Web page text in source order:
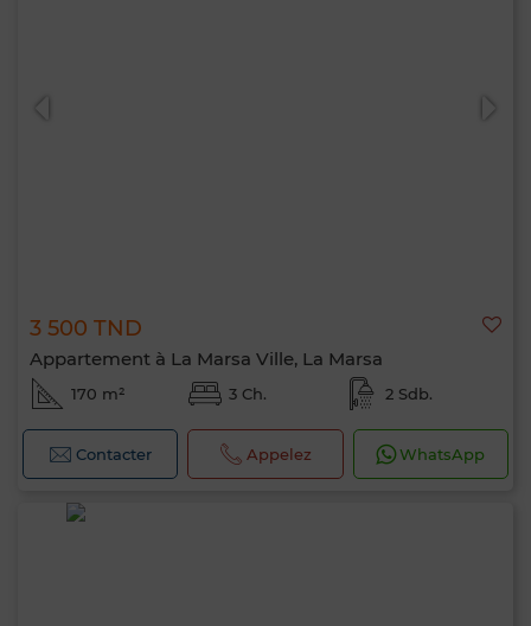
3 500 TND
Appartement à La Marsa Ville, La Marsa
170 m² 3 Ch. 2 Sdb.
Contacter Appelez WhatsApp